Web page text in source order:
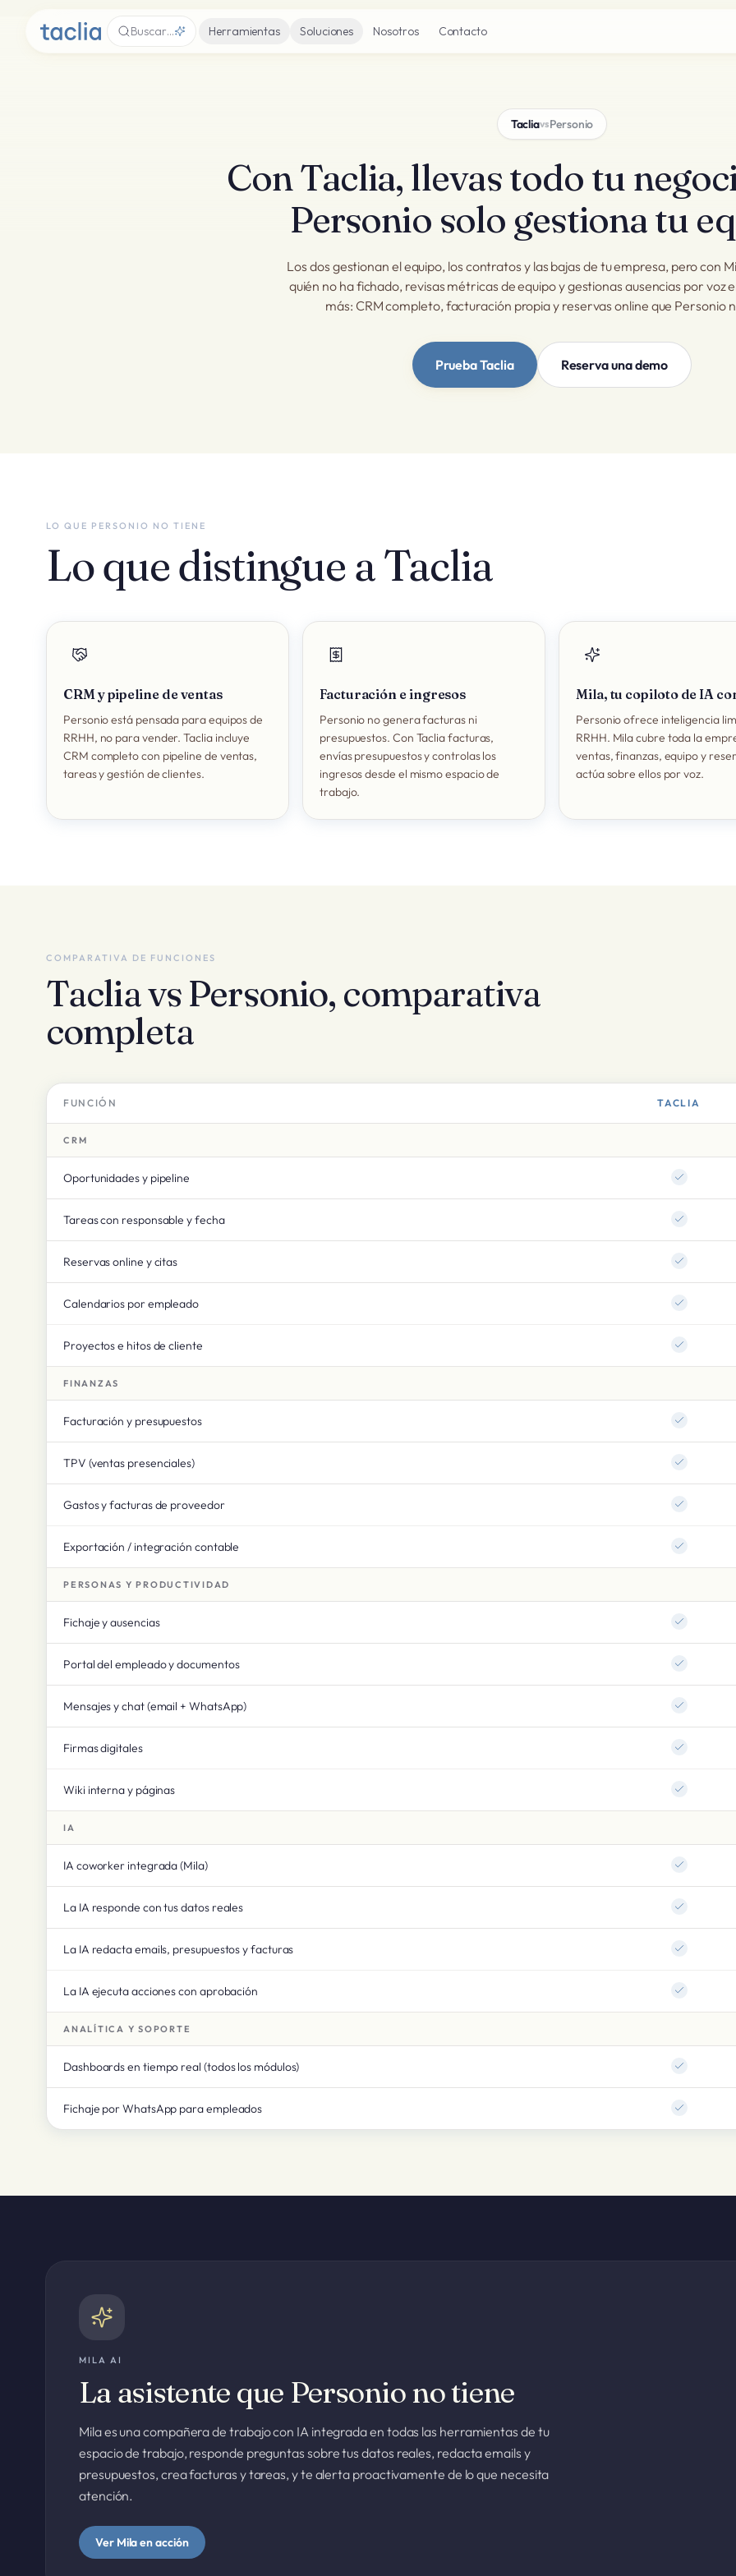
Buscar… Herramientas Soluciones Nosotros Contacto
TacliavsPersonio
Con Taclia, llevas todo tu
Personio solo gestiona tu
Los dos gestionan el equipo, los contratos y las bajas de tu empresa, pero con
quién no ha fichado, revisas métricas de equipo y gestionas ausencias por voz
más: CRM completo, facturación propia y reservas online que Personio
Prueba Taclia Reserva una demo
LO QUE PERSONIO NO TIENE
Lo que distingue a Taclia
CRM y pipeline de ventas
Personio está pensada para equipos de
RRHH, no para vender. Taclia incluye
CRM completo con pipeline de ventas,
tareas y gestión de clientes.
Facturación e ingresos
Personio no genera facturas ni
presupuestos. Con Taclia facturas,
envías presupuestos y controlas los
ingresos desde el mismo espacio de
trabajo.
Mila, tu copiloto de IA
Personio ofrece inteligencia
RRHH. Mila cubre toda la
ventas, finanzas, equipo y
actúa sobre ellos por voz.
COMPARATIVA DE FUNCIONES
Taclia vs Personio, comparativa
completa
FUNCIÓN TACLIA
CRM
Oportunidades y pipeline
Tareas con responsable y fecha
Reservas online y citas
Calendarios por empleado
Proyectos e hitos de cliente
FINANZAS
Facturación y presupuestos
TPV (ventas presenciales)
Gastos y facturas de proveedor
Exportación / integración contable
PERSONAS Y PRODUCTIVIDAD
Fichaje y ausencias
Portal del empleado y documentos
Mensajes y chat (email + WhatsApp)
Firmas digitales
Wiki interna y páginas
IA
IA coworker integrada (Mila)
La IA responde con tus datos reales
La IA redacta emails, presupuestos y facturas
La IA ejecuta acciones con aprobación
ANALÍTICA Y SOPORTE
Dashboards en tiempo real (todos los módulos)
Fichaje por WhatsApp para empleados
MILA AI
La asistente que Personio no tiene
Mila es una compañera de trabajo con IA integrada en todas las herramientas de tu
espacio de trabajo, responde preguntas sobre tus datos reales, redacta emails y
presupuestos, crea facturas y tareas, y te alerta proactivamente de lo que necesita
atención.
Ver Mila en acción